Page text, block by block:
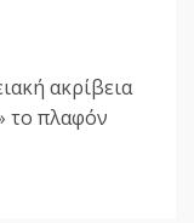
ακρίβεια
το πλαφόν